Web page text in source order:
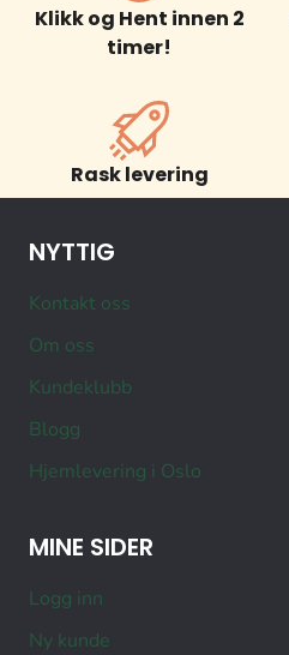
Klikk og Hent innen 2
timer!
Rask levering
NYTTIG
Kontakt oss
Om oss
Kundeklubb
Blogg
Hjemlevering i Oslo
MINE SIDER
Logg inn
Ny kunde